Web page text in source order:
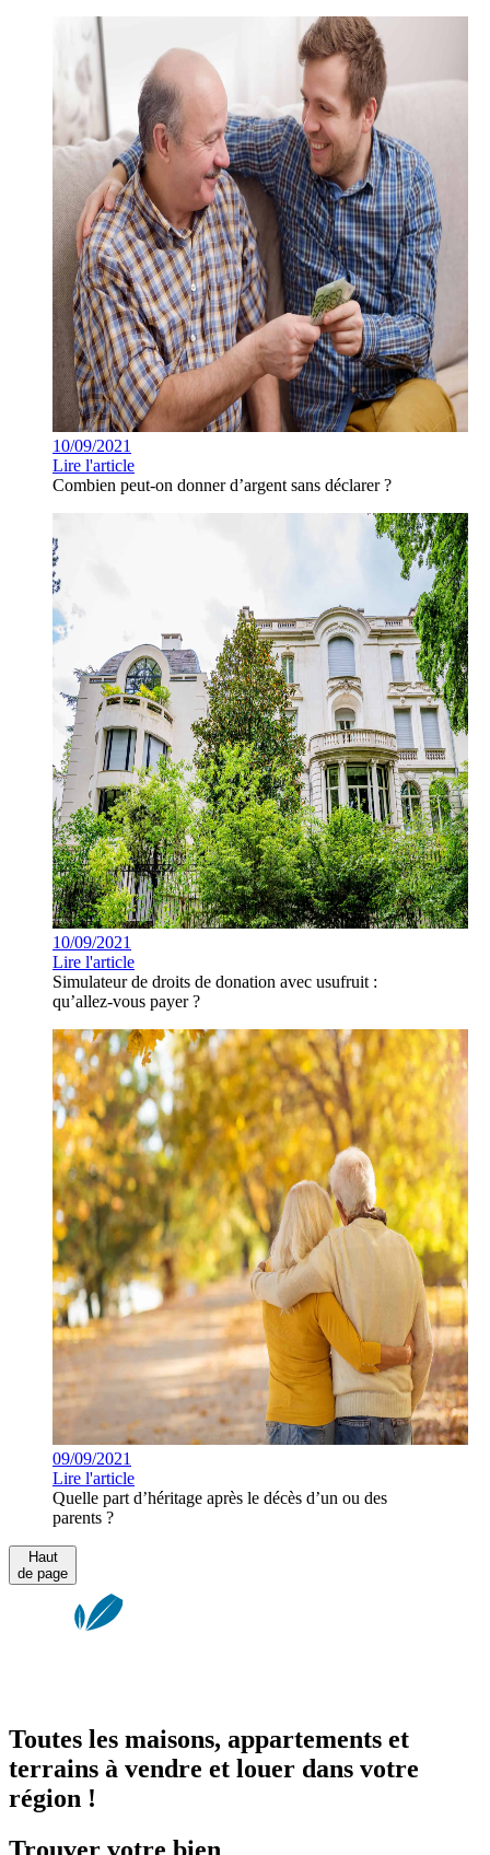
10/09/2021
Lire l'article
Combien peut-on donner d’argent sans déclarer ?
10/09/2021
Lire l'article
Simulateur de droits de donation avec usufruit :
qu’allez-vous payer ?
09/09/2021
Lire l'article
Quelle part d’héritage après le décès d’un ou des
parents ?
Haut
de page
Toutes les maisons, appartements et
terrains à vendre et louer dans votre
région !